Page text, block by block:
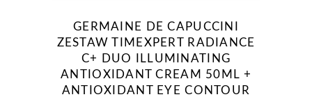
GERMAINE DE CAPUCCINI
ZESTAW TIMEXPERT RADIANCE
C+ DUO ILLUMINATING
ANTIOXIDANT CREAM 50ML +
ANTIOXIDANT EYE CONTOUR